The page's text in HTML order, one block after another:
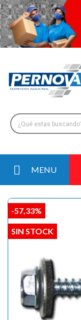
MENU
-57,33%
SIN STOCK